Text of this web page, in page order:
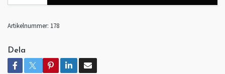
Artikelnummer: 178
Dela